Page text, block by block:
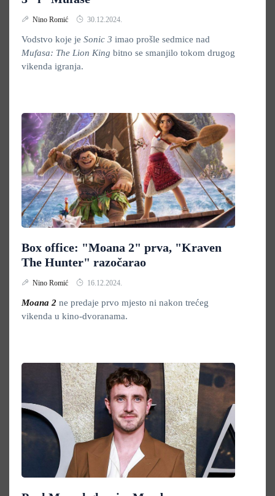
Nino Romić 30.12.2024.
Vodstvo koje je Sonic 3 imao prošle sedmice nad
Mufasa: The Lion King bitno se smanjilo tokom drugog
vikenda igranja.
Box office: "Moana 2" prva, "Kraven
The Hunter" razočarao
Nino Romić 16.12.2024.
Moana 2 ne predaje prvo mjesto ni nakon trećeg
vikenda u kino-dvoranama.